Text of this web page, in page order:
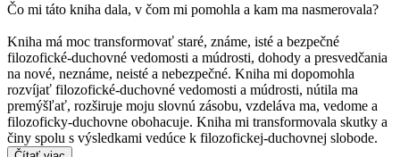
Čo mi táto kniha dala, v čom mi pomohla a kam ma nasmerovala?
Kniha má moc transformovať staré, známe, isté a bezpečné
filozofické-duchovné vedomosti a múdrosti, dohody a presvedčania
na nové, neznáme, neisté a nebezpečné. Kniha mi dopomohla
rozvíjať filozofické-duchovné vedomosti a múdrosti, nútila ma
premýšľať, rozširuje moju slovnú zásobu, vzdeláva ma, vedome a
filozoficky-duchovne obohacuje. Kniha mi transformovala skutky a
činy spolu s výsledkami vedúce k filozofickej-duchovnej slobode.